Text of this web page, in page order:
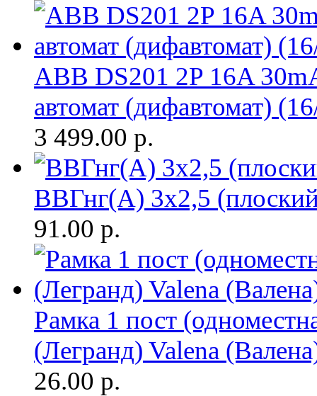
ABB DS201 2P 16A
автомат (дифавтомат)
3 499.00 р.
ВВГнг(A) 3х2,5
91.00 р.
Рамка 1 пост
(Легранд) Valena
26.00 р.